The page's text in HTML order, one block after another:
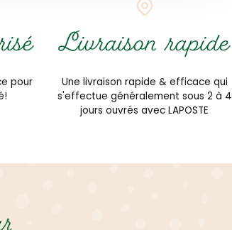
pour
Livraison rapide
Une livraison rapide & efficace qui
s'effectue généralement sous 2 à 4
jours ouvrés avec LAPOSTE